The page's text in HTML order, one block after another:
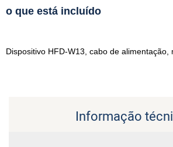
o que está incluído
Dispositivo HFD-W13, cabo de alimentação,
Informação